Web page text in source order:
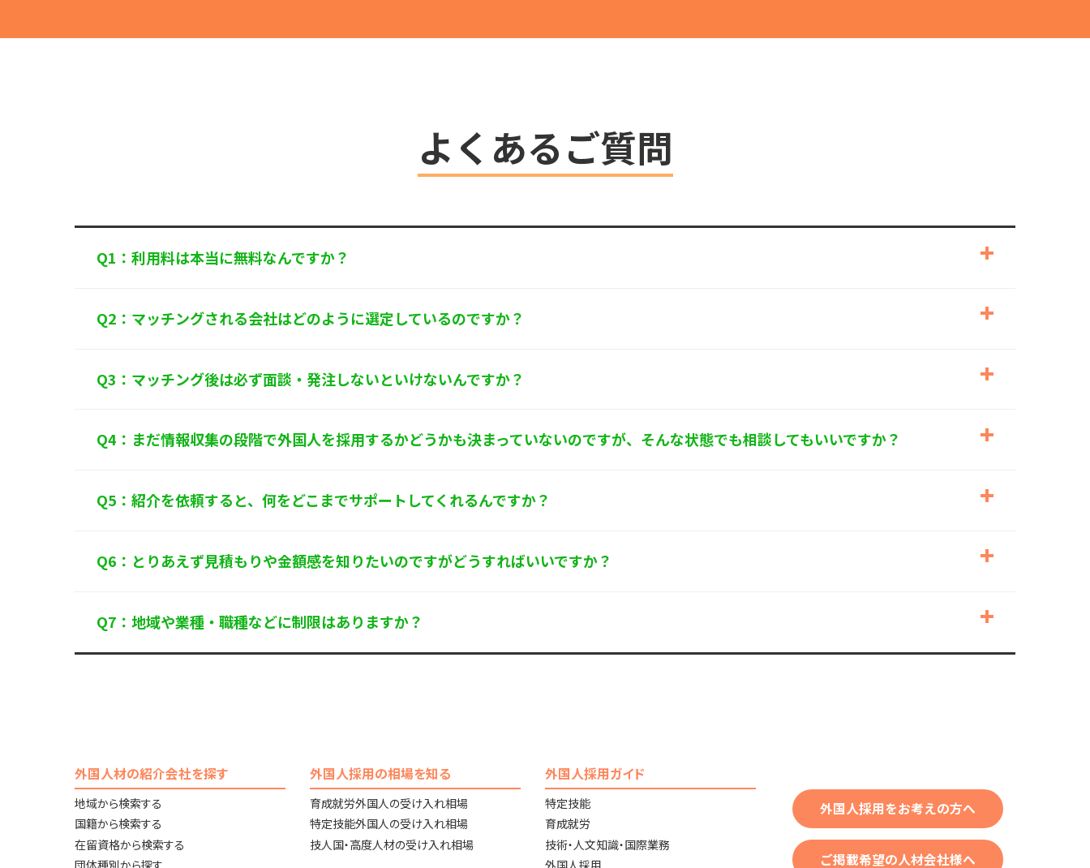
本人からの苦情および相談があった場合には、適切かつ迅速に対応いたします。また、個人情報を提
適正な個人情報保護の実現のため、個人情報の取扱いに関する法令、国が定める指針およびその他の
個人情報に関するお問い合わせ窓口
よくあるご質問
Q1：利用料は本当に無料なんですか？
Q2：マッチングされる会社はどのように選定しているのですか？
Q3：マッチング後は必ず面談・発注しないといけないんですか？
Q4：まだ情報収集の段階で外国人を採用するかどうかも決まっていないのですが、そんな状態でも相談してもいいですか？
Q5：紹介を依頼すると、何をどこまでサポートしてくれるんですか？
Q6：とりあえず見積もりや金額感を知りたいのですがどうすればいいですか？
Q7：地域や業種・職種などに制限はありますか？
外国人材の紹介会社を探す
地域から検索する
国籍から検索する
在留資格から検索する
団体種別から探す
外国人採用の相場を知る
育成就労外国人の受け入れ相場
特定技能外国人の受け入れ相場
技人国・高度人材の受け入れ相場
外国人採用ガイド
特定技能
育成就労
技術・人文知識・国際業務
外国人採用
外国人採用をお考えの方へ
ご掲載希望の人材会社様へ